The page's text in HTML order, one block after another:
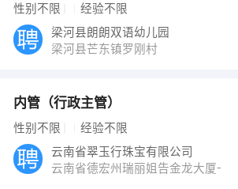
性别不限 经验不限
梁河县朗朗双语幼儿园
梁河县芒东镇罗刚村
内管（行政主管）
性别不限 经验不限
云南省翠玉行珠宝有限公司
云南省德宏州瑞丽姐告金龙大厦一楼